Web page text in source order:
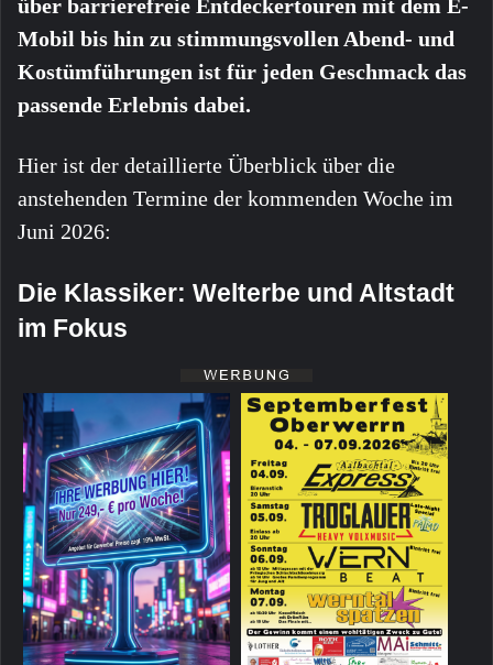
über barrierefreie Entdeckertouren mit dem E-
Mobil bis hin zu stimmungsvollen Abend- und
Kostümführungen ist für jeden Geschmack das
passende Erlebnis dabei.
Hier ist der detaillierte Überblick über die
anstehenden Termine der kommenden Woche im
Juni 2026:
Die Klassiker: Welterbe und Altstadt
im Fokus